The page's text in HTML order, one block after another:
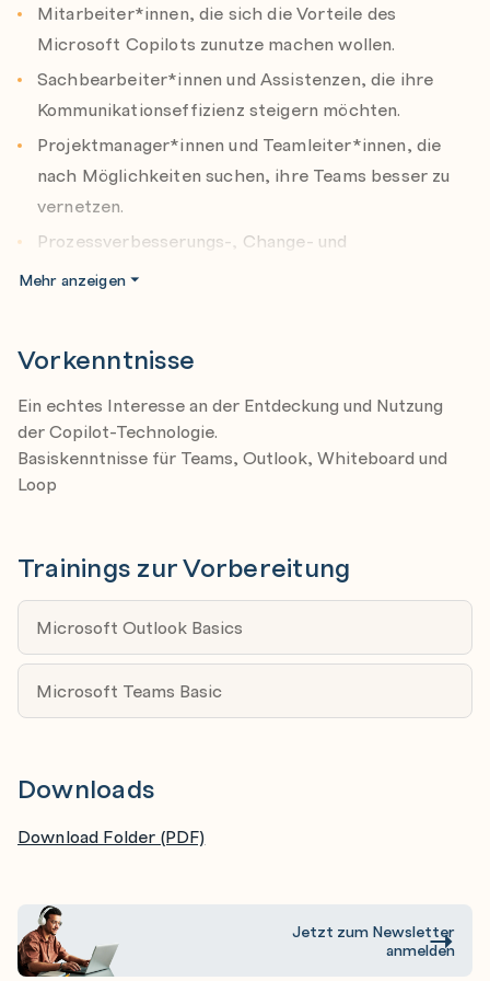
Lernziele:
Erwerb eines tiefgehenden Verständnisses für KI
und Copilot.
Meisterung der Copilot-Features in den
Schlüsselkommunikationsprogrammen.
Integration dieser fortschrittlichen Tools in den
Arbeitsalltag zur Steigerung der
Kommunikationseffizienz.
Mitarbeiter*innen, die sich die Vorteile des
Microsoft Copilots zunutze machen wollen.
Sachbearbeiter*innen und Assistenzen, die ihre
Kommunikationseffizienz steigern möchten.
Projektmanager*innen und Teamleiter*innen, die
nach Möglichkeiten suchen, ihre Teams besser zu
vernetzen.
Prozessverbesserungs-, Change- und
Qualitätsmanager*innen auf der Suche nach
Mehr anzeigen
Vorkenntnisse
Ein echtes Interesse an der Entdeckung und Nutzung
der Copilot-Technologie.
Basiskenntnisse für Teams, Outlook, Whiteboard und
Loop
Trainings zur Vorbereitung
Microsoft Outlook Basics
Microsoft Teams Basic
Downloads
Download Folder (PDF)
Jetzt zum Newsletter
anmelden